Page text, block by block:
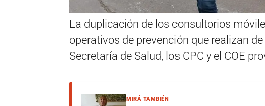
La duplicación de los consultorios
operativos de prevención que realizan
Secretaría de Salud, los CPC y el COE
MIRÁ TAMBIÉN